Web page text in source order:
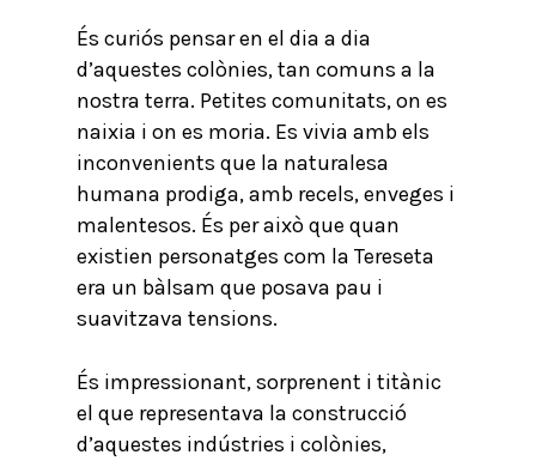
És curiós pensar en el dia a dia
d’aquestes colònies, tan comuns a la
nostra terra. Petites comunitats, on es
naixia i on es moria. Es vivia amb els
inconvenients que la naturalesa
humana prodiga, amb recels, enveges i
malentesos. És per això que quan
existien personatges com la Tereseta
era un bàlsam que posava pau i
suavitzava tensions.
És impressionant, sorprenent i titànic
el que representava la construcció
d’aquestes indústries i colònies,